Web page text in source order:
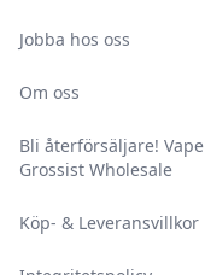
Jobba hos oss
Om oss
Bli återförsäljare! Vape
Grossist Wholesale
Köp- & Leveransvillkor